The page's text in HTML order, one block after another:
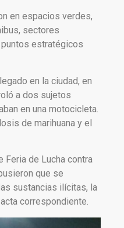
en espacios verdes,
sectores
estratégicos
en la ciudad, en
a dos sujetos
en una motocicleta.
de marihuana y el
Feria de Lucha contra
que se
sustancias ilícitas, la
correspondiente.